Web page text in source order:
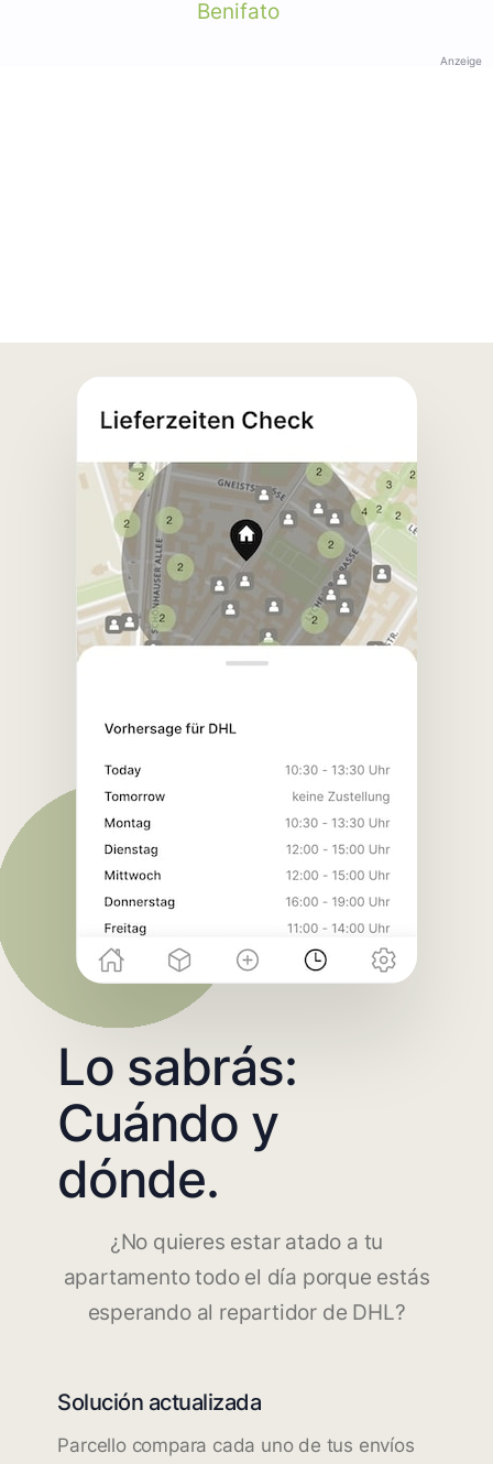
Benifato
Anzeige
Lo sabrás:
Cuándo y
dónde.
¿No quieres estar atado a tu
apartamento todo el día porque estás
esperando al repartidor de DHL?
Solución actualizada
Parcello compara cada uno de tus envíos